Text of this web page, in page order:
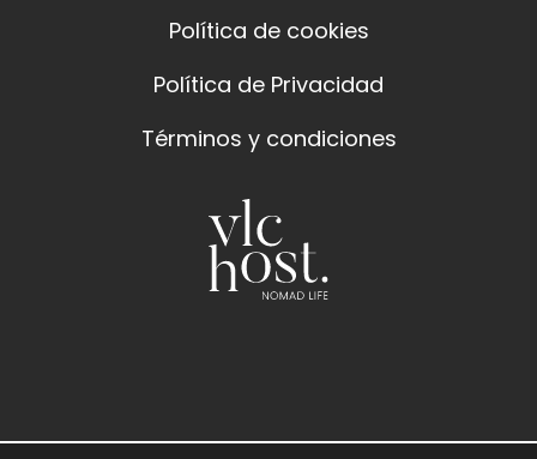
Política de cookies
Política de Privacidad
Términos y condiciones